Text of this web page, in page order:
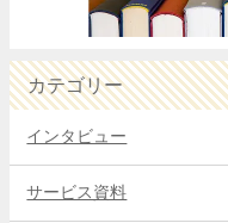
カテゴリー
インタビュー
サービス資料